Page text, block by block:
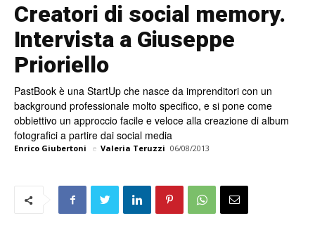
Creatori di social memory.
Intervista a Giuseppe
Prioriello
PastBook è una StartUp che nasce da imprenditori con un
background professionale molto specifico, e si pone come
obbiettivo un approccio facile e veloce alla creazione di album
fotografici a partire dai social media
Enrico Giubertoni e Valeria Teruzzi 06/08/2013